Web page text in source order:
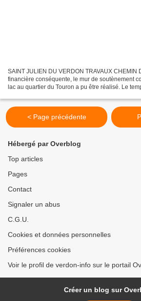
SAINT JULIEN DU VERDON TRAVAUX CHEMIN
financière conséquente, le mur de soutènement
lac au quartier du Touron a pu être réalisé. Le
< Page précédente
Hébergé par Overblog
Top articles
Pages
Contact
Signaler un abus
C.G.U.
Cookies et données personnelles
Préférences cookies
Voir le profil de verdon-info sur le portail
Créer un blog sur